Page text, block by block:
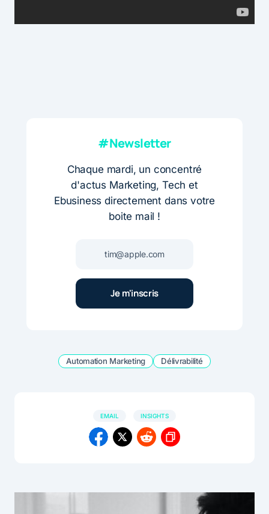
#Newsletter
Chaque mardi, un concentré
d'actus Marketing, Tech et
Ebusiness directement dans votre
boite mail !
Automation Marketing Délivrabilité
EMAIL INSIGHTS